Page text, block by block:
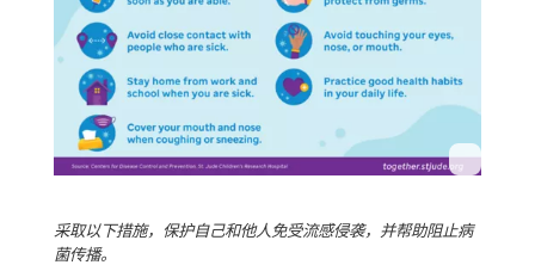
采取以下措施，保护自己和他人免受流感侵袭，并帮助阻止病
菌传播。